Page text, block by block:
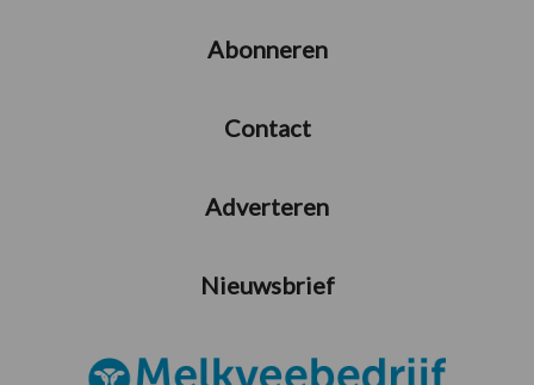
Abonneren
Contact
Adverteren
Nieuwsbrief